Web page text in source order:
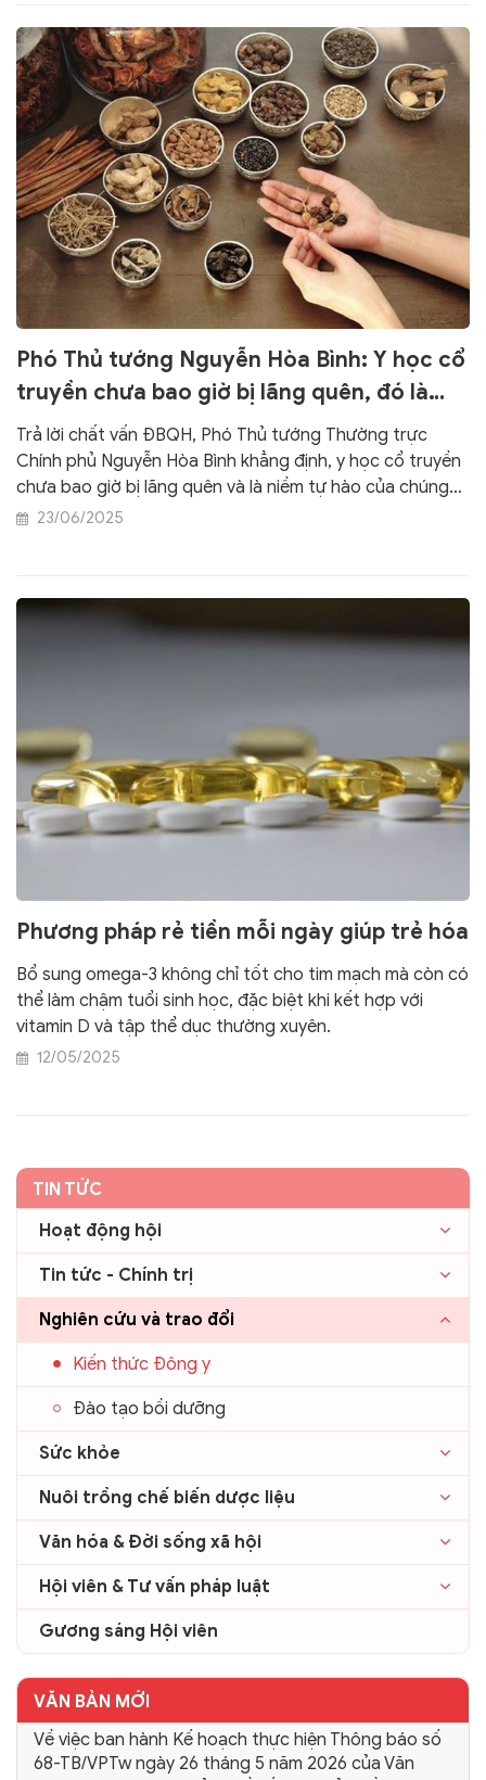
Phó Thủ tướng Nguyễn Hòa Bình: Y học cổ
truyền chưa bao giờ bị lãng quên, đó là
niềm tự hào của chúng ta
Trả lời chất vấn ĐBQH, Phó Thủ tướng Thường trực
Chính phủ Nguyễn Hòa Bình khẳng định, y học cổ truyền
chưa bao giờ bị lãng quên và là niềm tự hào của chúng
ta. 23/06/2025
Phương pháp rẻ tiền mỗi ngày giúp trẻ hóa
Bổ sung omega-3 không chỉ tốt cho tim mạch mà còn có
thể làm chậm tuổi sinh học, đặc biệt khi kết hợp với
vitamin D và tập thể dục thường xuyên.
12/05/2025
TIN TỨC
Hoạt động hội
Tin tức - Chính trị
Nghiên cứu và trao đổi
Kiến thức Đông y
Đào tạo bồi dưỡng
Sức khỏe
Nuôi trồng chế biến dược liệu
Văn hóa & Đời sống xã hội
Hội viên & Tư vấn pháp luật
Gương sáng Hội viên
VĂN BẢN MỚI
Về việc ban hành Kế hoạch thực hiện Thông báo số
68-TB/VPTw ngày 26 tháng 5 năm 2026 của Văn